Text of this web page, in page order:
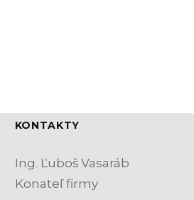
KONTAKTY
Ing. Ľuboš Vasaráb
Konateľ firmy